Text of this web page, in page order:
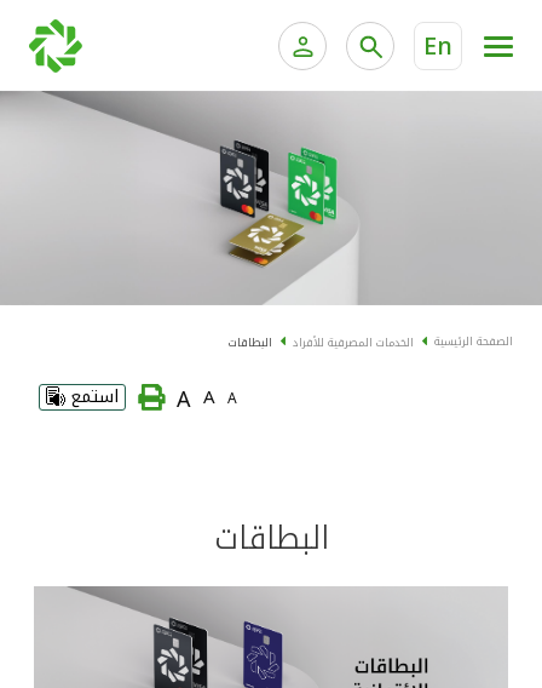
En
الخدمات المصرفية الإلكترونية للأفراد
الخدمات المصرفية الإلكترونية للشركات
خدمة "بيتك" للتداول الإلكتروني
الخدمات المالية
الحسابات المصرفية
البطاقات
القنوات المصرفية
أدوات وخدمات
الصفحة الرئيسية الخدمات المصرفية للأفراد البطاقات
A
A
A استمع
البطاقات